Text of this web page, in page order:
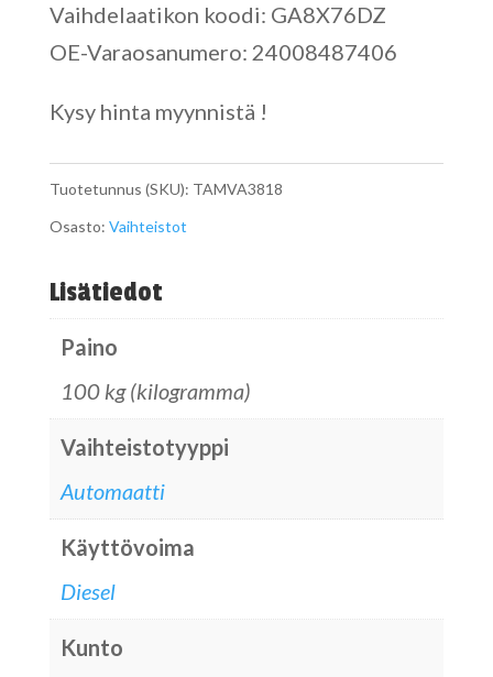
Vaihdelaatikon koodi: GA8X76DZ
OE-Varaosanumero: 24008487406
Kysy hinta myynnistä !
Tuotetunnus (SKU): TAMVA3818
Osasto: Vaihteistot
Lisätiedot
Paino
100 kg (kilogramma)
Vaihteistotyyppi
Automaatti
Käyttövoima
Diesel
Kunto